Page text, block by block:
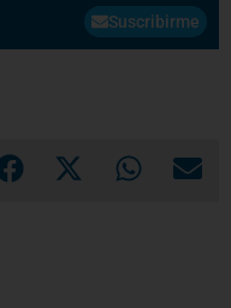
Suscribirme